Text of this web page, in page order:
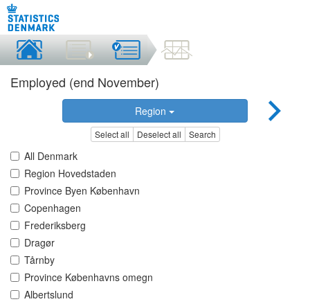
Employed (end November)
Region
Select all Deselect all Search
All Denmark
Region Hovedstaden
Province Byen København
Copenhagen
Frederiksberg
Dragør
Tårnby
Province Københavns omegn
Albertslund